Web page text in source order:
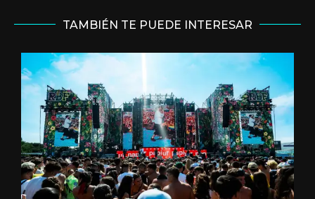
TAMBIÉN TE PUEDE INTERESAR